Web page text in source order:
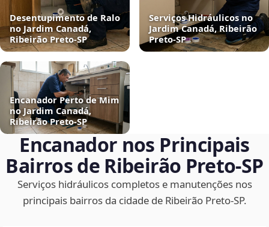
Desentupimento de Ralo
no Jardim Canadá,
Ribeirão Preto‑SP
Serviços Hidráulicos no
Jardim Canadá, Ribeirão
Preto‑SP
Encanador Perto de Mim
no Jardim Canadá,
Ribeirão Preto‑SP
Encanador nos Principais
Bairros de Ribeirão Preto‑SP
Serviços hidráulicos completos e manutenções nos
principais bairros da cidade de Ribeirão Preto‑SP.